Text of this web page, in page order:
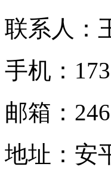
联系人：
手机：
邮箱：
地址：安